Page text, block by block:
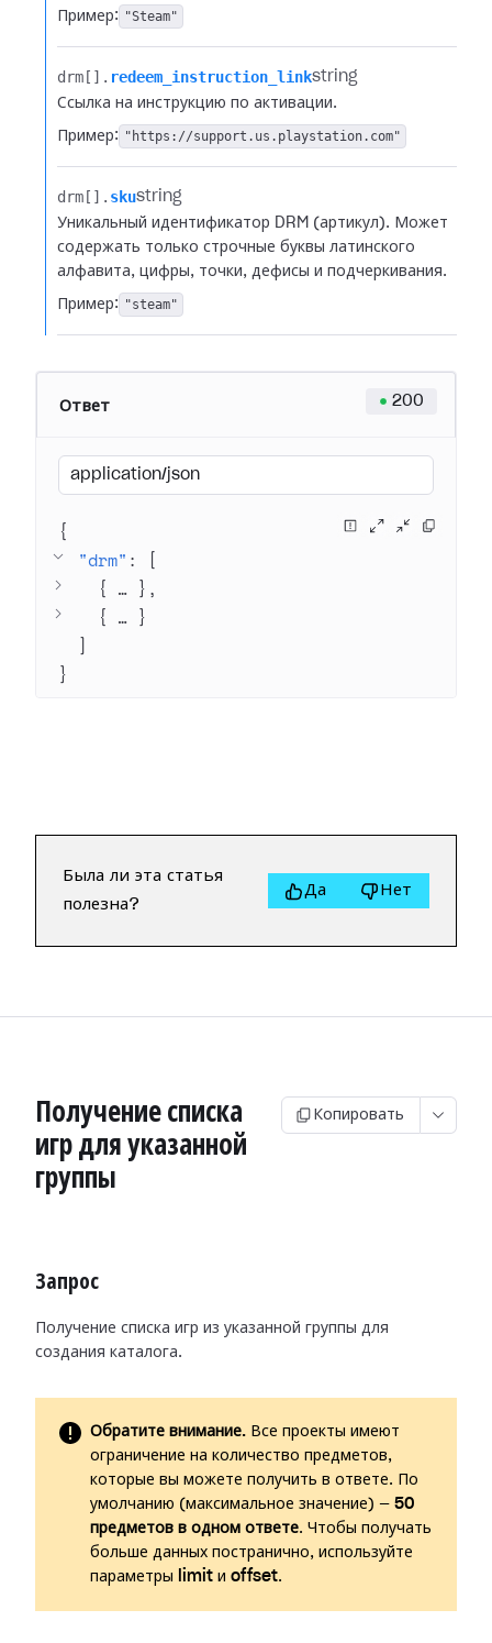
Пример: "Steam"
drm[].​ redeem_instruction_linkstring
Ссылка на инструкцию по активации.
Пример: "https://support.us.playstation.com"
drm[].​ skustring
Уникальный идентификатор DRM (артикул). Может
содержать только строчные буквы латинского
алфавита, цифры, точки, дефисы и подчеркивания.
Пример: "steam"
Ответ 200
application/json
{
"drm" :
[
{ … }
{ … }
]
}
Была ли эта статья
полезна?
Да Нет
Получение списка
игр для указанной
группы
Копировать
Запрос
Получение списка игр из указанной группы для
создания каталога.
Обратите внимание. Все проекты имеют
ограничение на количество предметов,
которые вы можете получить в ответе. По
умолчанию (максимальное значение) — 50
предметов в одном ответе. Чтобы получать
больше данных постранично, используйте
параметры
limit и offset.